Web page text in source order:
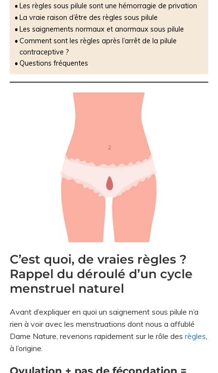
Les règles sous pilule sont une hémorragie de privation
La vraie raison d’être des règles sous pilule
Les saignements normaux et anormaux sous pilule
Comment sont les règles après l’arrêt de la pilule
contraceptive ?
Questions fréquentes
C’est quoi, de vraies règles ?
Rappel du déroulé d’un cycle
menstruel naturel
Avant d’expliquer en quoi un saignement sous pilule n’a
rien à voir avec les menstruations dont nous a affublé
Dame Nature, revenons rapidement sur le rôle des règles,
à l’origine.